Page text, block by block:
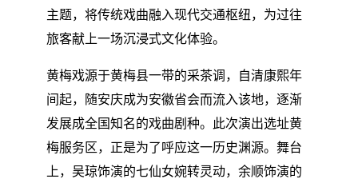
主题，将传统戏曲融入现代交通枢纽，为过往
旅客献上一场沉浸式文化体验。
黄梅戏源于黄梅县一带的采茶调，自清康熙年
间起，随安庆成为安徽省会而流入该地，逐渐
发展成全国知名的戏曲剧种。此次演出选址黄
梅服务区，正是为了呼应这一历史渊源。舞台
上，吴琼饰演的七仙女婉转灵动，余顺饰演的